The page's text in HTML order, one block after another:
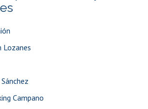
Lozanes
Campano